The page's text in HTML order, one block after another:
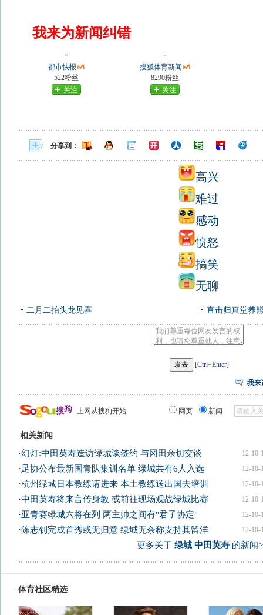
我来为新闻纠错
都市快报
522粉丝
关注
搜狐体育新闻
8290粉丝
关注
分享到：
高兴
难过
感动
愤怒
搞笑
无聊
二月二抬头龙见喜 直击归真堂养
[Ctrl+Enter]
我来
上网从搜狗开始 网页 新闻
相关新闻
12-10-
·幻灯:中田英寿造访绿城谈签约 与冈田亲切交谈
12-10-
·足协公布最新国青队集训名单 绿城共有6人入选
12-10-
·杭州绿城日本教练请进来 本土教练送出国去培训
12-10-
·中田英寿将来言传身教 或前往现场观战绿城比赛
12-10-
·亚青赛绿城六将在列 两主帅之间有"君子协定"
12-10-
·陈志钊完成首秀或无归意 绿城无奈称支持其留洋
更多关于 绿城 中田英寿 的新闻
体育社区精选